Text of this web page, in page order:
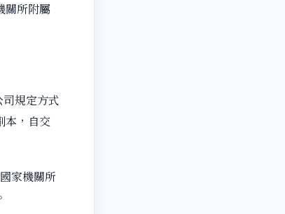
關所附屬
規定方式
本，自交
家機關所